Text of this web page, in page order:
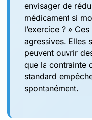
envisager de
médicament si
l’exercice ? »
agressives. Elles
peuvent ouvrir
que la contrainte
standard
spontanément.